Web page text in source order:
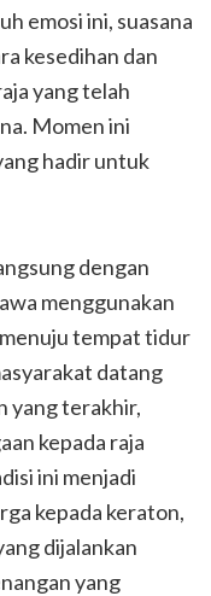
emosi ini, suasana
kesedihan dan
yang telah
Momen ini
hadir untuk
dengan
menggunakan
tempat tidur
datang
yang terakhir,
kepada raja
ini menjadi
kepada keraton,
dijalankan
yang